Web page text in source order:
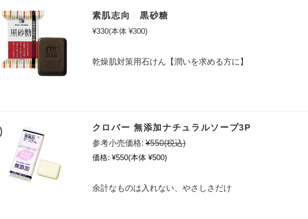
素肌志向 黒砂糖
¥330(本体 ¥300)
乾燥肌対策用石けん【潤いを求める方に】
クロバー 無添加ナチュラルソープ3P
参考小売価格: ¥550(税込)
価格: ¥550(本体 ¥500)
余計なものは入れない、やさしさだけ